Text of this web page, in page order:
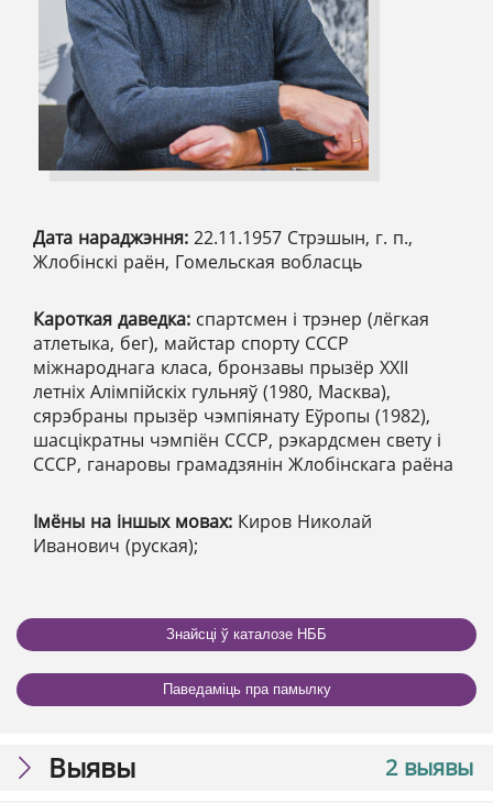
Дата нараджэння: 22.11.1957 Стрэшын, г. п.,
Жлобінскі раён, Гомельская вобласць
Кароткая даведка: спартсмен і трэнер (лёгкая
атлетыка, бег), майстар спорту СССР
міжнароднага класа, бронзавы прызёр ХХІІ
летніх Алімпійскіх гульняў (1980, Масква),
сярэбраны прызёр чэмпіянату Еўропы (1982),
шасцікратны чэмпіён СССР, рэкардсмен свету і
СССР, ганаровы грамадзянін Жлобінскага раёна
Імёны на іншых мовах: Киров Николай
Иванович (руская);
Знайсці ў каталозе НББ
Паведаміць пра памылку
2 выявы
Выявы